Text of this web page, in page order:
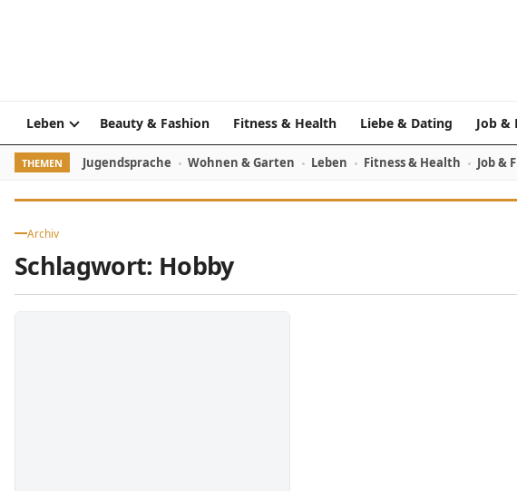
Leben Beauty & Fashion Fitness & Health Liebe & Dating Job &
THEMEN Jugendsprache Wohnen & Garten Leben Fitness & Health Job &
Archiv
Schlagwort: Hobby